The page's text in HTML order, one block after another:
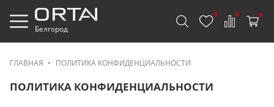
Белгород
0 0 0
ГЛАВНАЯ ПОЛИТИКА КОНФИДЕНЦИАЛЬНОСТИ
ПОЛИТИКА КОНФИДЕНЦИАЛЬНОСТИ